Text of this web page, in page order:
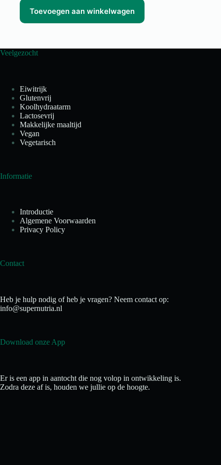
Toevoegen aan winkelwagen
Veelgezocht
Eiwitrijk
Glutenvrij
Koolhydraatarm
Lactosevrij
Makkelijke maaltijd
Vegan
Vegetarisch
Informatie
Introductie
Algemene Voorwaarden
Privacy Policy
Contact
Heb je hulp nodig of heb je vragen? Neem contact op:
info@supernutria.nl
Download onze App
Er is een app in aantocht die nog volop in ontwikkeling is.
Zodra deze af is, houden we jullie op de hoogte.